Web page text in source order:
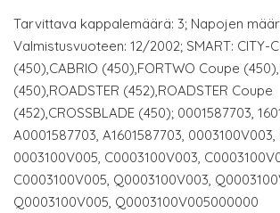
Tarvittava kappalemäärä: 3; Napojen
Valmistusvuoteen: 12/2002; SMART: CITY-
(450),CABRIO (450),FORTWO Coupe
(450),ROADSTER (452),ROADSTER Coupe
(452),CROSSBLADE (450); 0001587703,
A0001587703, A1601587703,
0003100V005, C0003100V003,
C0003100V005, Q0003100V003,
Q0003100V005, Q0003100V005000000